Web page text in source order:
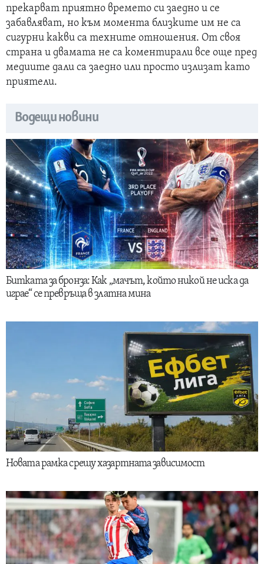
прекарват приятно времето си заедно и се
забавляват, но към момента близките им не са
сигурни какви са техните отношения. От своя
страна и двамата не са коментирали все още пред
медиите дали са заедно или просто излизат като
приятели.
Водещи новини
Битката за бронза: Как „мачът, който никой не иска да
играе“ се превръща в златна мина
Новата рамка срещу хазартната зависимост